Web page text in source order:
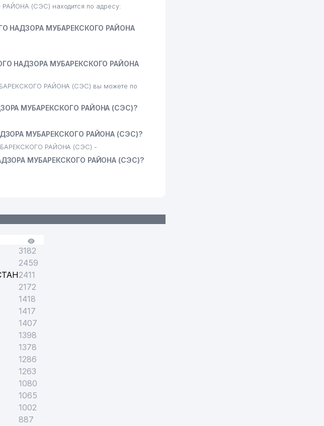
(СЭС) находится по адресу:
НАДЗОРА МУБАРЕКСКОГО РАЙОНА
НАДЗОРА МУБАРЕКСКОГО РАЙОНА
РАЙОНА (СЭС) вы можете по
МУБАРЕКСКОГО РАЙОНА (СЭС)?
МУБАРЕКСКОГО РАЙОНА (СЭС)?
РАЙОНА (СЭС) -
МУБАРЕКСКОГО РАЙОНА (СЭС)?
3182
2459
2411
2172
1418
1417
1407
1398
1378
1286
1263
1080
1065
1002
887